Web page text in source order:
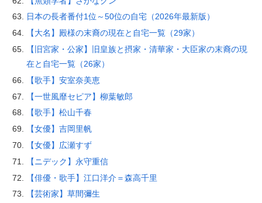
日本の長者番付1位～50位の自宅（2026年最新版）
【大名】殿様の末裔の現在と自宅一覧（29家）
【旧宮家・公家】旧皇族と摂家・清華家・大臣家の末裔の現
在と自宅一覧（26家）
【歌手】安室奈美恵
【一世風靡セピア】柳葉敏郎
【歌手】松山千春
【女優】吉岡里帆
【女優】広瀬すず
【ニデック】永守重信
【俳優・歌手】江口洋介＝森高千里
【芸術家】草間彌生